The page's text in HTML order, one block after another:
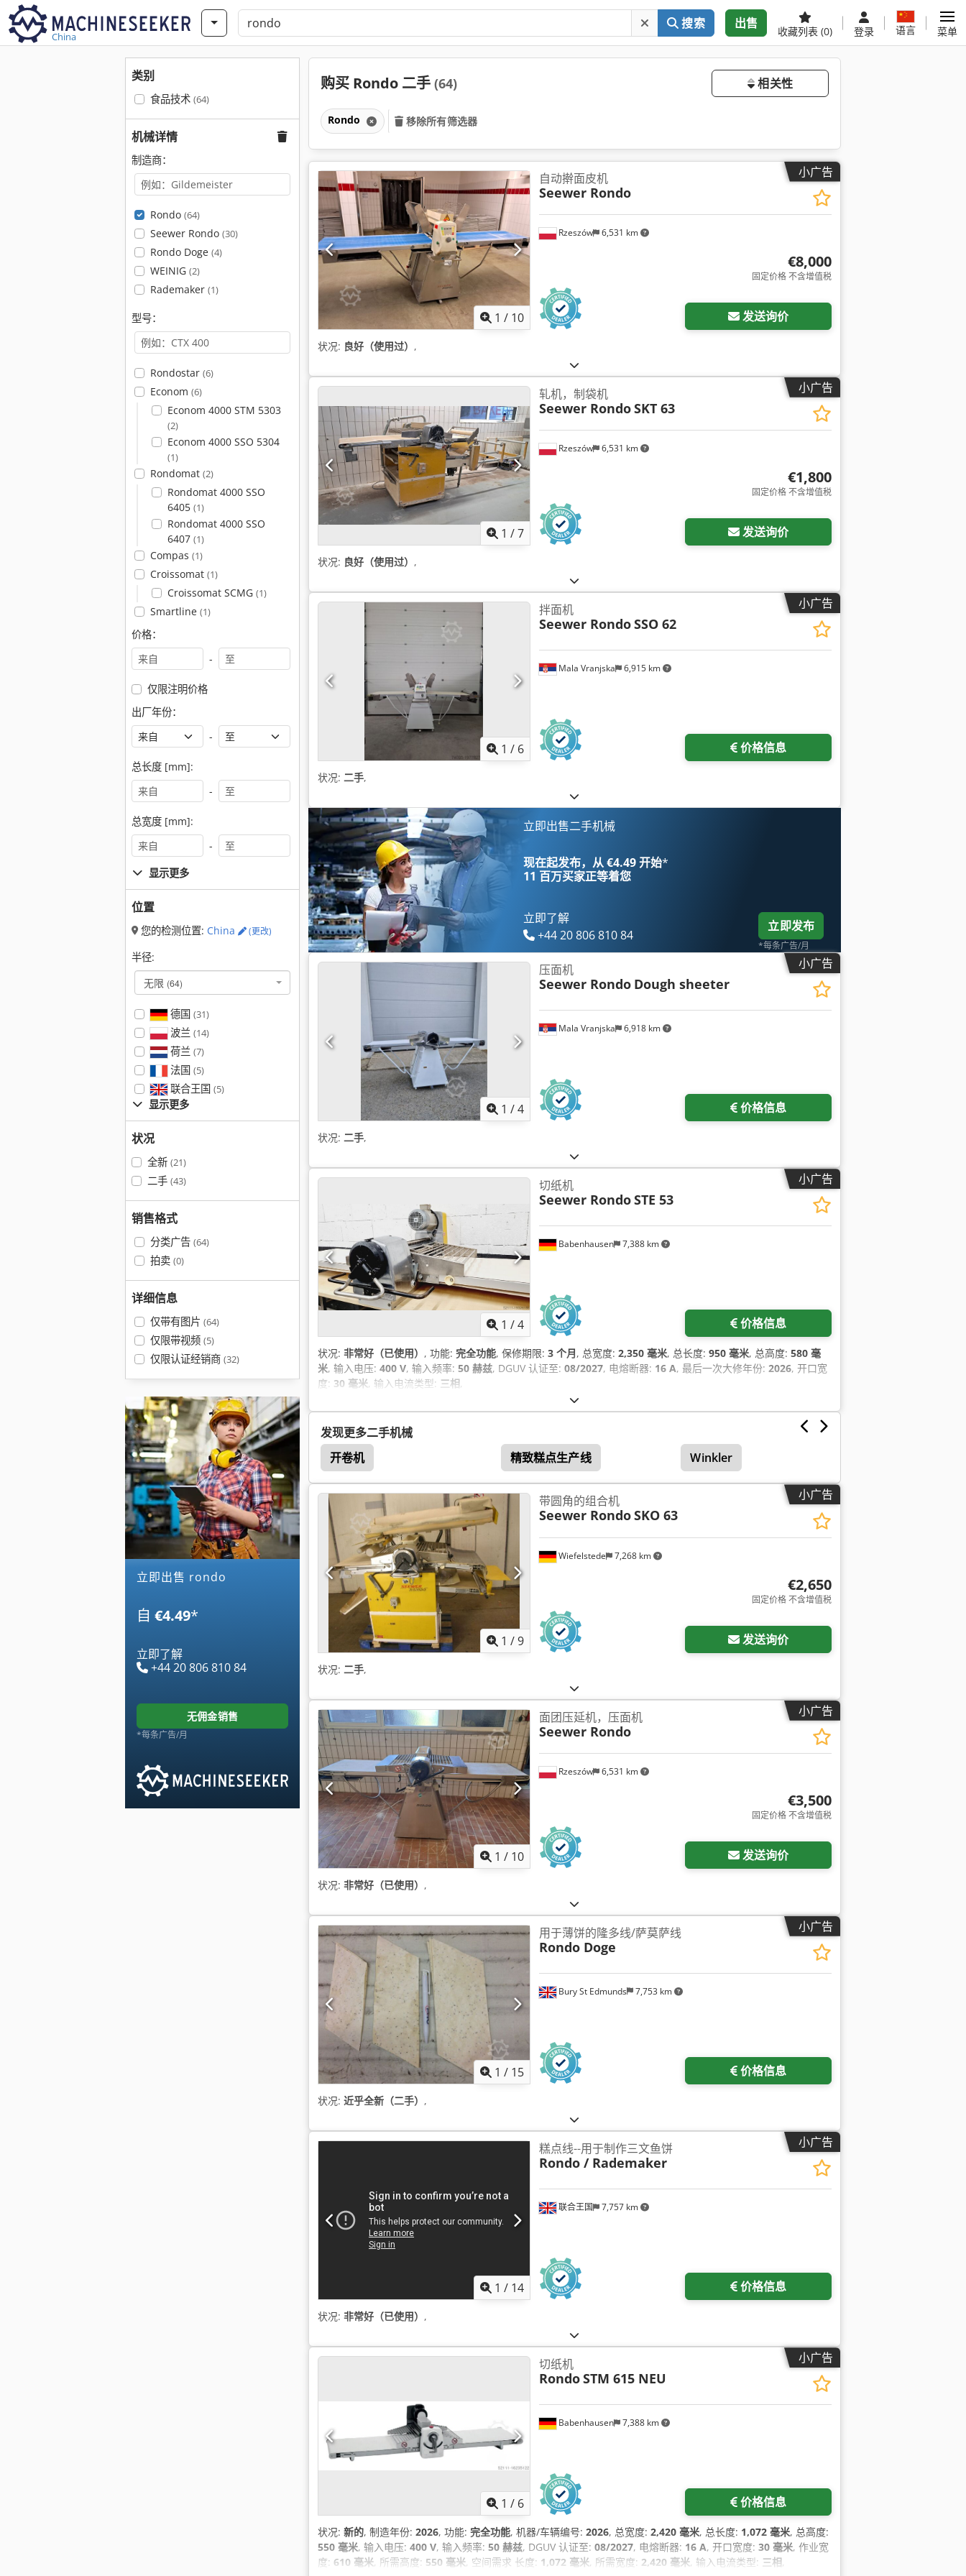
China
搜索 出售
收藏列表 (0) 登录 语言 菜单
类别
食品技术 (64)
机械详情
制造商：
Rondo (64)
Seewer Rondo (30)
Rondo Doge (4)
WEINIG (2)
Rademaker (1)
型号：
Rondostar (6)
Econom (6)
Econom 4000 STM 5303
(2)
Econom 4000 SSO 5304
(1)
Rondomat (2)
Rondomat 4000 SSO
6405 (1)
Rondomat 4000 SSO
6407 (1)
Compas (1)
Croissomat (1)
Croissomat SCMG (1)
Smartline (1)
价格：
-
仅限注明价格
出厂年份：
-
总长度 [mm]:
-
总宽度 [mm]:
-
显示更多
位置
您的检测位置: China (更改)
半径:
无限 (64)
德国 (31)
波兰 (14)
荷兰 (7)
法国 (5)
联合王国 (5)
显示更多
状况
全新 (21)
二手 (43)
销售格式
分类广告 (64)
拍卖 (0)
详细信息
仅带有图片 (64)
仅限带视频 (5)
仅限认证经销商 (32)
立即出售 rondo
自 €4.49*
立即了解
+44 20 806 810 84
无佣金销售
*每条广告/月
购买 Rondo 二手 (64) 相关性
Rondo 移除所有筛选器
小广告
1 / 10
Rzeszów 6,531 km
自动擀面皮机
Seewer Rondo
€8,000
固定价格 不含增值税
发送询价
状况: 良好（使用过） ,
小广告
1 /7
Rzeszów 6,531 km
轧机，制袋机
Seewer RondoSKT 63
€1,800
固定价格 不含增值税
发送询价
状况: 良好（使用过） ,
小广告
1 / 6
Mala Vranjska 6,915 km
拌面机
Seewer RondoSSO 62
价格信息
状况: 二手,
立即出售二手机械
现在起发布，从 €4.49 开始*
11 百万买家正等着您
立即了解
+44 20 806 810 84
立即发布
*每条广告/月
小广告
1 /4
Mala Vranjska 6,918 km
压面机
Seewer Rondo Dough sheeter
价格信息
状况: 二手,
小广告
1 /4
Babenhausen 7,388 km
切纸机
Seewer RondoSTE 53
价格信息
状况: 非常好（已使用） , 功能: 完全功能, 保修期限: 3 个月, 总宽度: 2,350 毫米, 总长度: 950 毫米, 总高度: 580 毫
米, 输入电压: 400 V, 输入频率: 50 赫兹, DGUV 认证至: 08/2027, 电熔断器: 16 A, 最后一次大修年份: 2026, 开口宽
度: 30 毫米, 输入电流类型: 三相,
发现更多二手机械
开卷机
精致糕点生产线 Winkler
小广告
1 /9
Wiefelstede 7,268 km
带圆角的组合机
Seewer RondoSKO 63
€2,650
固定价格 不含增值税
发送询价
状况: 二手,
小广告
1 / 10
Rzeszów 6,531 km
面团压延机，压面机
Seewer Rondo
€3,500
固定价格 不含增值税
发送询价
状况: 非常好（已使用） ,
小广告
1 / 15
Bury St Edmunds 7,753 km
用于薄饼的隆多线/萨莫萨线
Rondo Doge
价格信息
状况: 近乎全新（二手） ,
小广告
1 / 14
联合王国 7,757 km
糕点线--用于制作三文鱼饼
Rondo / Rademaker
价格信息
状况: 非常好（已使用） ,
小广告
1 / 6
Babenhausen 7,388 km
切纸机
RondoSTM 615 NEU
价格信息
状况: 新的, 制造年份: 2026, 功能: 完全功能, 机器/车辆编号: 2026, 总宽度: 2,420 毫米, 总长度: 1,072 毫米, 总高度:
550 毫米, 输入电压: 400 V, 输入频率: 50 赫兹, DGUV 认证至: 08/2027, 电熔断器: 16 A, 开口宽度: 30 毫米, 作业宽
度: 610 毫米, 所需高度: 550 毫米, 空间需求 长度: 1,072 毫米, 所需宽度: 2,420 毫米, 输入电流类型: 三相,